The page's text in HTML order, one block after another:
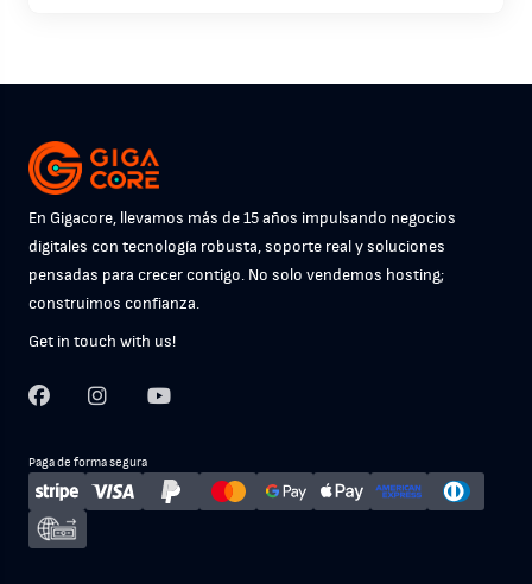
En Gigacore, llevamos más de 15 años impulsando negocios
digitales con tecnología robusta, soporte real y soluciones
pensadas para crecer contigo. No solo vendemos hosting;
construimos confianza.
Get in touch with us!
Paga de forma segura